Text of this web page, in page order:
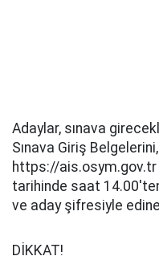
Adaylar, sınava
Sınava Giriş Belgelerini,
https://
tarihinde saat
ve aday şifresiyle
DİKKAT!